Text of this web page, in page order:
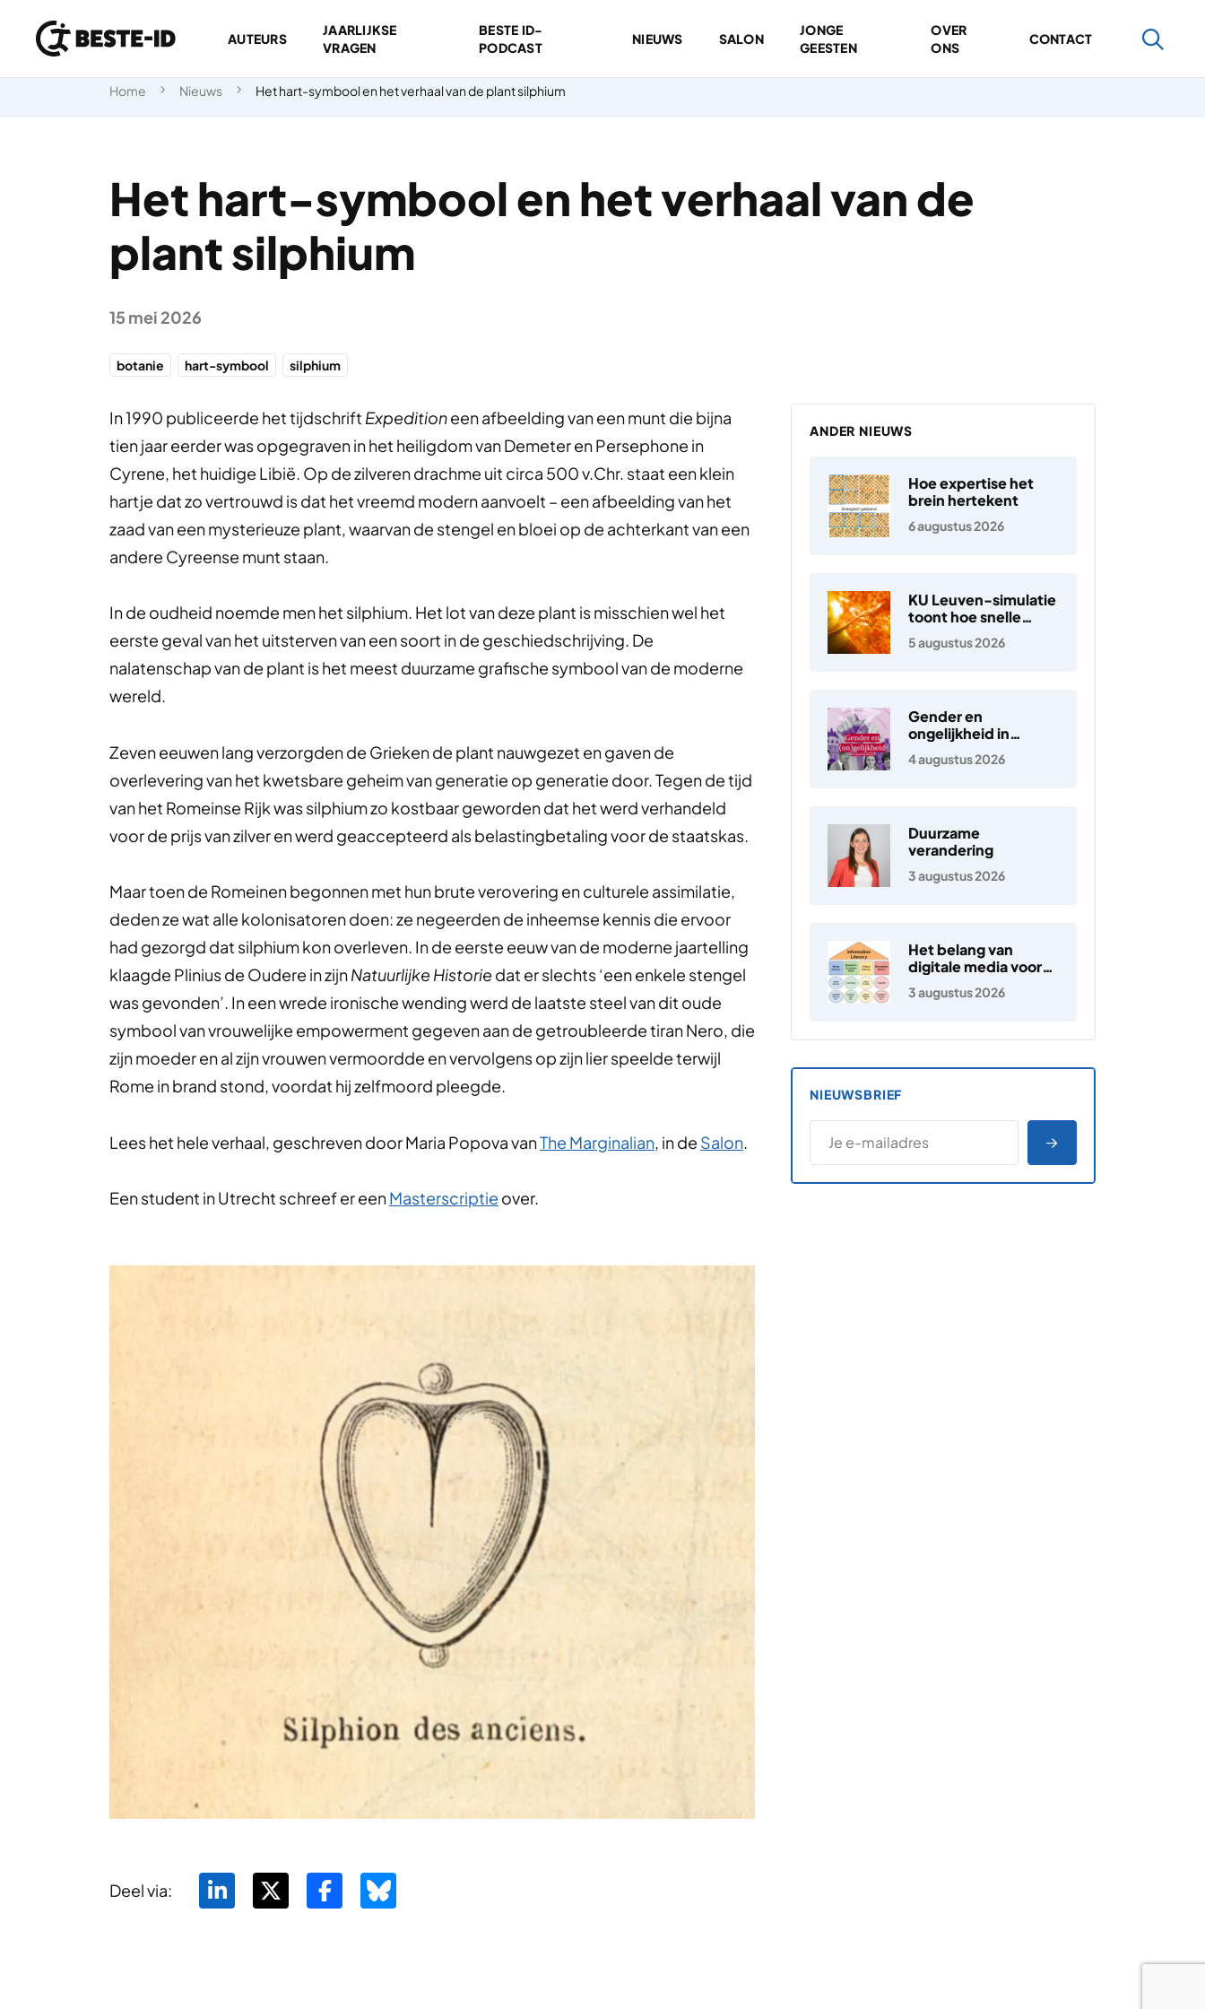
Ga naar inhoud
AUTEURS
JAARLIJKSE
VRAGEN
BESTE ID-
PODCAST
NIEUWS SALON
JONGE
GEESTEN
OVER
ONS
CONTACT
Home Nieuws Het hart-symbool en het verhaal van de plant silphium
Het hart-symbool en het verhaal van de
plant silphium
15 mei 2026
botanie hart-symbool silphium
In 1990 publiceerde het tijdschrift Expeditioneen afbeelding van een munt die bijna
tien jaar eerder was opgegraven in het heiligdom van Demeter en Persephone in
Cyrene, het huidige Libië. Op de zilveren drachme uit circa 500 v.Chr. staat een klein
hartje dat zo vertrouwd is dat het vreemd modern aanvoelt – een afbeelding van het
zaad van een mysterieuze plant, waarvan de stengel en bloei op de achterkant van een
andere Cyreense munt staan.
In de oudheid noemde men het silphium. Het lot van deze plant is misschien wel het
eerste geval van het uitsterven van een soort in de geschiedschrijving. De
nalatenschap van de plant is het meest duurzame grafische symbool van de moderne
wereld.
Zeven eeuwen lang verzorgden de Grieken de plant nauwgezet en gaven de
overlevering van het kwetsbare geheim van generatie op generatie door. Tegen de tijd
van het Romeinse Rijk was silphium zo kostbaar geworden dat het werd verhandeld
voor de prijs van zilver en werd geaccepteerd als belastingbetaling voor de staatskas.
Maar toen de Romeinen begonnen met hun brute verovering en culturele assimilatie,
deden ze wat alle kolonisatoren doen: ze negeerden de inheemse kennis die ervoor
had gezorgd dat silphium kon overleven. In de eerste eeuw van de moderne jaartelling
klaagde Plinius de Oudere in zijnNatuurlijke Historiedat er slechts ‘een enkele stengel
was gevonden’. In een wrede ironische wending werd de laatste steel van dit oude
symbool van vrouwelijke empowerment gegeven aan de getroubleerde tiran Nero, die
zijn moeder en al zijn vrouwen vermoordde en vervolgens op zijn lier speelde terwijl
Rome in brand stond, voordat hij zelfmoord pleegde.
Lees het hele verhaal, geschreven door Maria Popova vanThe Marginalian, in de Salon.
Een student in Utrecht schreef er eenMasterscriptie over.
Deel via:
ANDER NIEUWS
Hoe expertise het
brein hertekent
6 augustus 2026
KU Leuven-simulatie
toont hoe snelle
elektronen in de
zonnewind ontstaan
5 augustus 2026
Gender en
ongelijkheid in
Nederland
4 augustus 2026
Duurzame
verandering
3 augustus 2026
Het belang van
digitale media voor
jongeren
3 augustus 2026
NIEUWSBRIEF
E-MAILADRES
*
AANMELDEN